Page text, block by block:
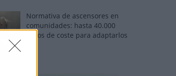
Normativa de ascensores en
comunidades: hasta 40.000
euros de coste para adaptarlos